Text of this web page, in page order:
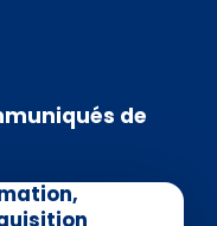
de